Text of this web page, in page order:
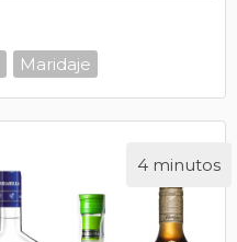
Maridaje
4 minutos